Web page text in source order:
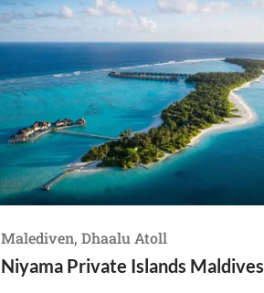
Malediven, Dhaalu Atoll
Niyama Private Islands Maldives